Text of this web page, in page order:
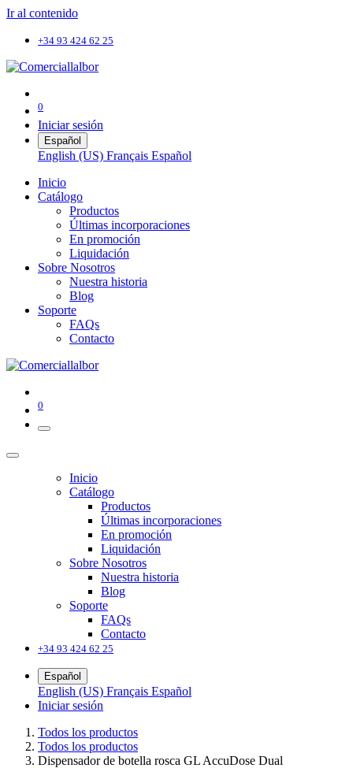
Ir al contenido
+34 93 424 62 25
0
Iniciar sesión
Español
English (US) Français Español
Inicio
Catálogo
Productos
Últimas incorporaciones
En promoción
Liquidación
Sobre Nosotros
Nuestra historia
Blog
Soporte
FAQs
Contacto
0
Inicio
Catálogo
Productos
Últimas incorporaciones
En promoción
Liquidación
Sobre Nosotros
Nuestra historia
Blog
Soporte
FAQs
Contacto
+34 93 424 62 25
Español
English (US) Français Español
Iniciar sesión
Todos los productos
Todos los productos
Dispensador de botella rosca GL AccuDose Dual